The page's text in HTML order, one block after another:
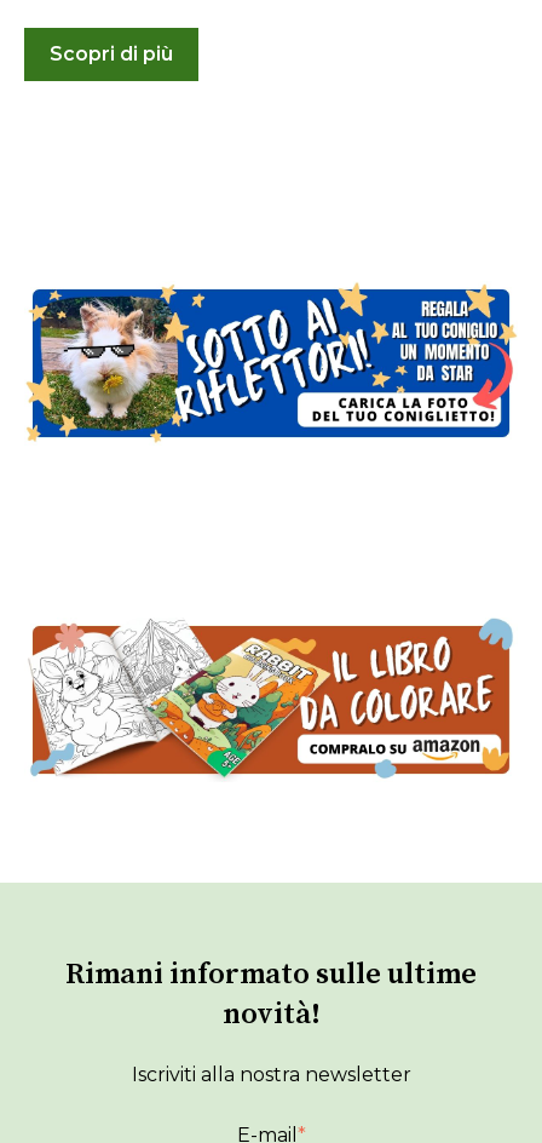
Scopri di più
Rimani informato sulle ultime
novità!
Iscriviti alla nostra newsletter
E-mail *